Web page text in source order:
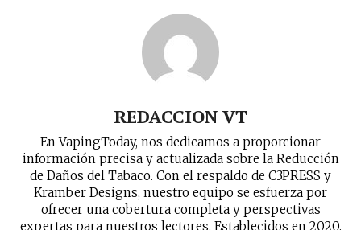
No te pierdas de las
últimas noticias
Suscríbete a nuestro boletín diario y
recibe todas las noticias del vapeo y la
reducción de daños en tu correo
electrónico.
Subscribe to our daily clipping and
receive all the news of vaping and
REDACCION VT
En VapingToday, nos dedicamos a proporcionar
información precisa y actualizada sobre la Reducción
de Daños del Tabaco. Con el respaldo de C3PRESS y
Kramber Designs, nuestro equipo se esfuerza por
ofrecer una cobertura completa y perspectivas
expertas para nuestros lectores. Establecidos en 2020,